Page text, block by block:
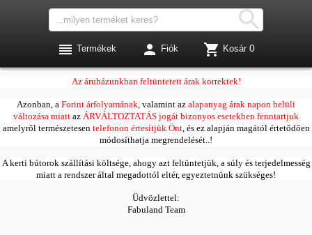
Kedves Vásárlóink!
Az áruházunkban feltüntetett árak korrektek!
Azonban, a Forint árfolyamának, valamint az alapanyag árak napon belüli
változása miatt az ÁRVÁLTOZTATÁS jogát bizonyos esetekben fenntartjuk
amelyről természetesentelefonon értesítjük Önt, és ez alapján magától értetődően
módosíthatja megrendelését..!
A kerti bútorok szállítási költsége, ahogy azt feltüntetjük, a súly és terjedelmesség
miatt a rendszer által megadottól eltér, egyeztetnünk szükséges!
Üdvözlettel:
Fabuland Team

 Termékek  Fiók  Kosár 0